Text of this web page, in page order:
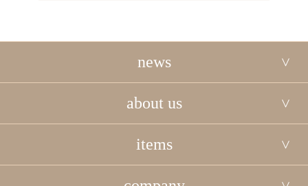
news
about us
items